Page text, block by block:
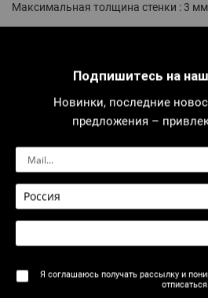
Максимальная толщина стенки : 3
Распечатать форму
Точная резка от Ø 3 до Ø 32 мм.
Один запасной отрезной ролик.
Подпишитесь на
Новинки, последние
предложения –
Я соглашаюсь получать рассылку и
отписаться.